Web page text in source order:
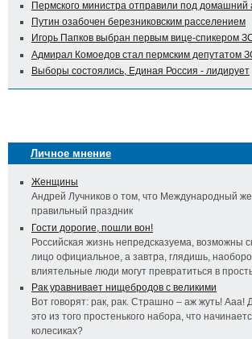
Пермского министра отправили под домашний
Путин озабочен березниковским расселением
Игорь Папков выбран первым вице-спикером
Адмирал Комоедов стал пермским депутатом
Выборы состоялись, Единая Россия - лидирует
Личное мнение
Женщины
Андрей Лучников о том, что Международный
правильный праздник
Гости дорогие, пошли вон!
Российская жизнь непредсказуема, возможны
лицо официальное, а завтра, глядишь,
влиятельные люди могут превратиться в
Рак уравнивает нищебродов с великими
Вот говорят: рак, рак. Страшно – аж жуть! Ааа!
это из того простенького набора, что
колесиках?